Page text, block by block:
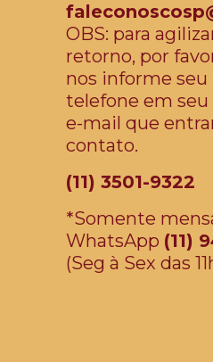
OBS: para
retorno, por
nos informe
telefone em seu
e-mail que
contato.
(11) 3501-9322
*Somente
WhatsApp (11)
(Seg à Sex das